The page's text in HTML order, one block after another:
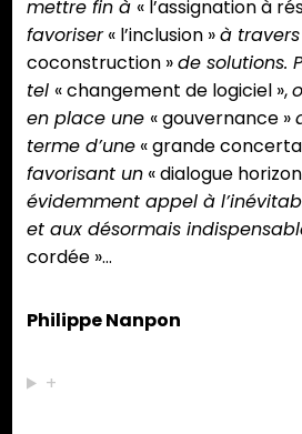
mettre fin à « l’assignation à
favoriser« l’inclusion »à
coconstruction »de solutions.
tel « changement de logiciel »,
en place une « gouvernance »
terme d’une « grande
favorisant un « dialogue
évidemment appel à
et aux désormais
cordée »…
Philippe Nanpon
+